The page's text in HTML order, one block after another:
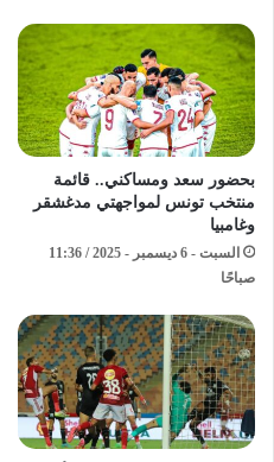
بحضور سعد ومساكني.. قائمة
منتخب تونس لمواجهتي مدغشقر
وغامبيا
السبت - 6 ديسمبر - 2025 / 11:36
صباحًا